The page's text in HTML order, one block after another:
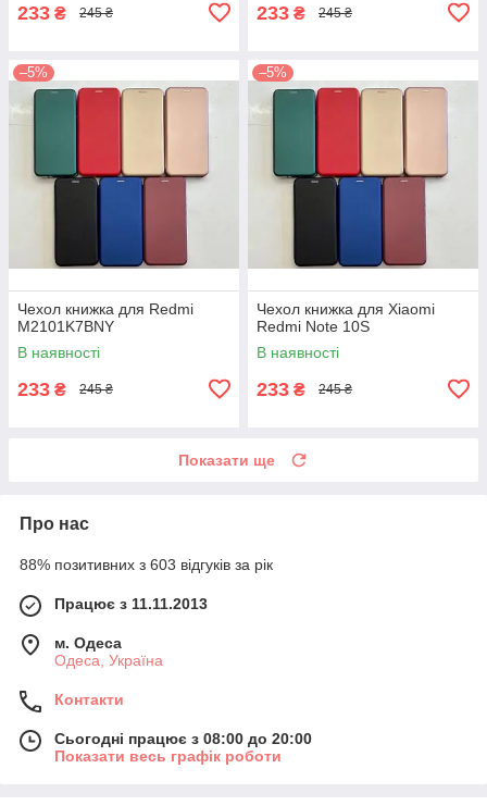
233 ₴ 245 ₴ 233 ₴ 245 ₴
–5%
Чехол книжка для Redmi
M2101K7BNY
В наявності
233 ₴ 245 ₴
–5%
Чехол книжка для Xiaomi
Redmi Note 10S
В наявності
233 ₴ 245 ₴
Показати ще
Про нас
88% позитивних з 603 відгуків за рік
Працює з 11.11.2013
м. Одеса
Одеса, Україна
Контакти
Сьогодні працює з 08:00 до 20:00
Показати весь графік роботи